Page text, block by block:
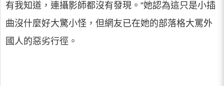
有我知道，連攝影師都沒有發現。”她認為這只是小插
曲沒什麼好大驚小怪，但網友已在她的部落格大罵外
國人的惡劣行徑。